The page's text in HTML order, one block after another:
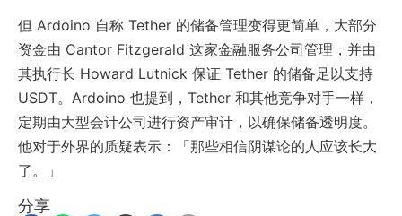
但 Ardoino 自称 Tether 的储备管理变得更简单，大部分
资金由 Cantor Fitzgerald 这家金融服务公司管理，并由
其执行长 Howard Lutnick 保证 Tether 的储备足以支持
USDT。Ardoino 也提到，Tether 和其他竞争对手一样，
定期由大型会计公司进行资产审计，以确保储备透明度。
他对于外界的质疑表示：「那些相信阴谋论的人应该长大
了。」
分享